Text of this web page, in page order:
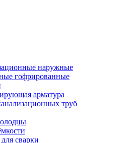
наружные
гофрированные
арматура
труб
сварки